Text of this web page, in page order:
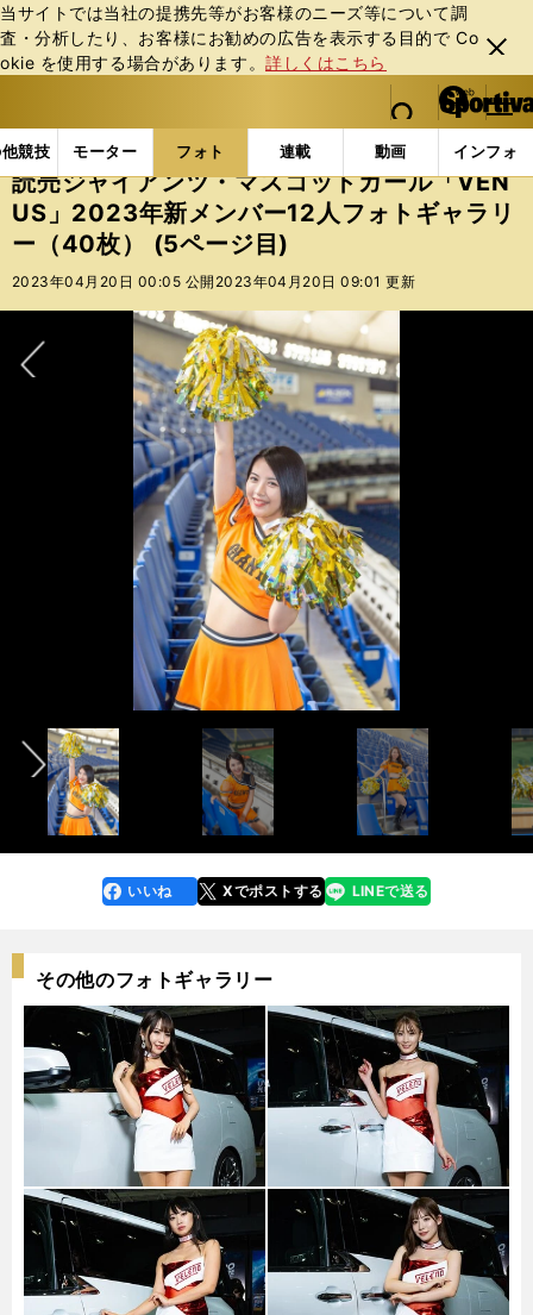
当サイトでは当社の提携先等がお客様のニーズ等について調
査・分析したり、お客様にお勧めの広告を表⽰する⽬的で Co
okie を使⽤する場合があります。詳しくはこちら
閉じ
る
web Sportiva (webスポルティーバ)
検索
マイペ
ー
ジ
メニュ
競技 モーター フォト 連載 動画 インフォ
b
ス
ポ
ル
テ
ー
バ
フォトギャラリー 読売ジャイアンツ・マスコットガ
読売ジャイアンツ・マスコットガール「VEN
US」2023年新メンバー12人フォトギャラリ
ー（40枚） (5ページ目)
2023年04月20日 00:05 公開 2023年04月20日 09:01 更新
インタビュー記事＞＞
photo by Takana Wataru
インタビュー記事＞＞
photo by Takana Wataru
faceboo
k
いいね Xでポストする
line LINEで送る
その他のフォトギャラリー